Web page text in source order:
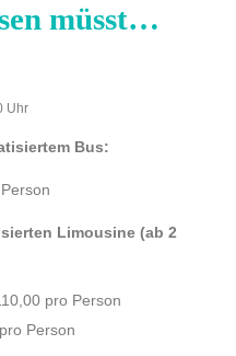
müsst…
Uhr
Bus:
Limousine (ab 2
pro Person
Person